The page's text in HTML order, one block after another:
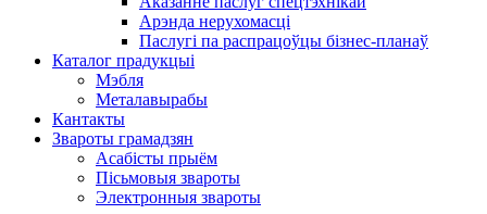
Арэнда нерухомасці
Паслугі па распрацоўцы бізнес-планаў
Каталог прадукцыі
Мэбля
Металавырабы
Кантакты
Звароты грамадзян
Асабісты прыём
Пісьмовыя звароты
Электронныя звароты